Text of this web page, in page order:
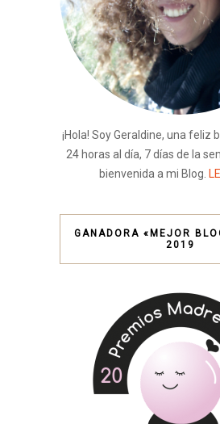
¡Hola! Soy Geraldine, una feliz
24 horas al día, 7 días de la
bienvenida a mi Blog.
GANADORA «MEJOR
2019